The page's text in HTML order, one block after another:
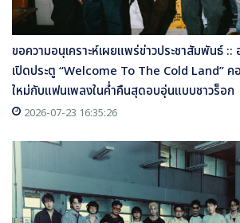
ขอความอนุเคราะห์เผยแพร่ข่าวประชาสัมพันธ์
เปิดประตู “Welcome To The Cold Land”
ใหม่กับแฟนเพลงในค่ำคืนสุดอบอุ่นแบบชาวร็อก
2026-07-23 16:35:26